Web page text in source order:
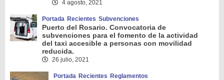
4 agosto, 2021
Portada Recientes Subvenciones
Puerto del Rosario. Convocatoria de
subvenciones para el fomento de la actividad
del taxi accesible a personas con movilidad
reducida.
26 julio, 2021
Portada Recientes Reglamentos